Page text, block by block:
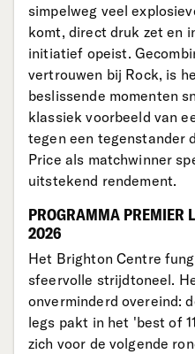
simpelweg veel
komt, direct druk zet en
initiatief opeist.
vertrouwen bij Rock, is
beslissende momenten
klassiek voorbeeld van
tegen een tegenstander
Price als matchwinner
uitstekend rendement.
PROGRAMMA PREMIER
2026
Het Brighton Centre
sfeervolle strijdtoneel.
onverminderd overeind:
legs pakt in het 'best of
zich voor de volgende